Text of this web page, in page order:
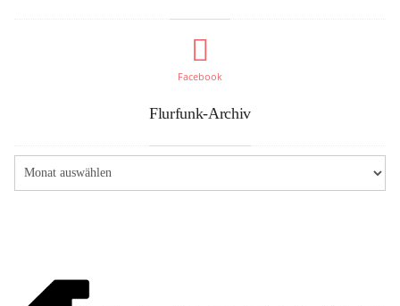
Facebook
Flurfunk-Archiv